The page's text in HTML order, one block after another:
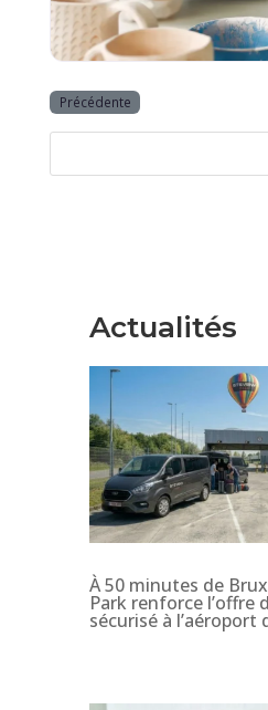
Précédente
Actualités
À 50 minutes de
Park renforce l’offre
sécurisé à l’aéroport